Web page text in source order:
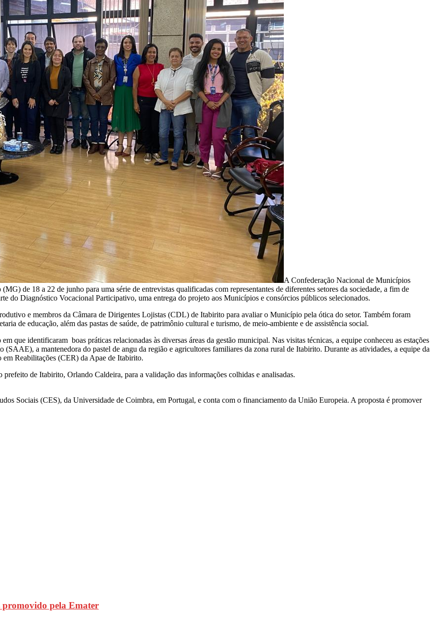
A Confederação Nacional de Municípios
de 18 a 22 de junho para uma série de entrevistas qualificadas com representantes de diferentes setores da sociedade, a fim de
do Diagnóstico Vocacional Participativo, uma entrega do projeto aos Municípios e consórcios públicos selecionados.
e membros da Câmara de Dirigentes Lojistas (CDL) de Itabirito para avaliar o Município pela ótica do setor. Também foram
de educação, além das pastas de saúde, de patrimônio cultural e turismo, de meio-ambiente e de assistência social.
que identificaram boas práticas relacionadas às diversas áreas da gestão municipal. Nas visitas técnicas, a equipe conheceu as estações
a mantenedora do pastel de angu da região e agricultores familiares da zona rural de Itabirito. Durante as atividades, a equipe da
Reabilitações (CER) da Apae de Itabirito.
de Itabirito, Orlando Caldeira, para a validação das informações colhidas e analisadas.
Sociais (CES), da Universidade de Coimbra, em Portugal, e conta com o financiamento da União Europeia. A proposta é promover
pela Emater